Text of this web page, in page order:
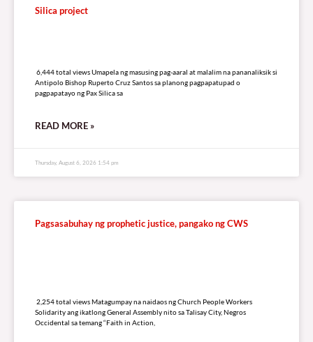
Silica project
6,444 total views Umapela ng masusing pag-aaral at malalim na pananaliksik si
Antipolo Bishop Ruperto Cruz Santos sa planong pagpapatupad o
pagpapatayo ng Pax Silica sa
READ MORE »
Thursday, August 6, 2026 1:54 pm
Pagsasabuhay ng prophetic justice, pangako ng CWS
2,254 total views Matagumpay na naidaos ng Church People Workers
Solidarity ang ikatlong General Assembly nito sa Talisay City, Negros
Occidental sa temang “Faith in Action,